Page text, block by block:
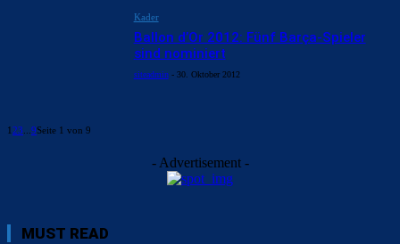
Kader
Ballon d’Or 2012: Fünf Barça-Spieler
sind nominiert
siteadmin - 30. Oktober 2012
1 23 9Seite 1 von 9
- Advertisement -
MUST READ